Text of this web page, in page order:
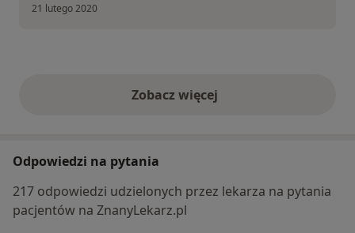
21 lutego 2020
Zobacz więcejopinie powyżej
Odpowiedzi na pytania
217 odpowiedzi udzielonych przez lekarza na pytania
pacjentów na ZnanyLekarz.pl